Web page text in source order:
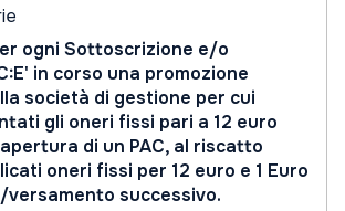
ogni Sottoscrizione e/o
in corso una promozione
società di gestione per cui
gli oneri fissi pari a 12 euro
di un PAC, al riscatto
oneri fissi per 12 euro e 1 Euro
successivo.